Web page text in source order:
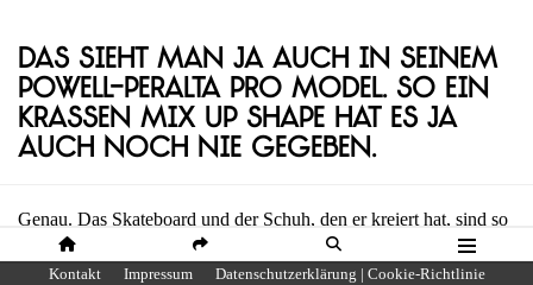
HOME SHARE SUCHE MENÜ
Das sieht man ja auch in seinem
Powell-Peralta Pro Model. So ein
krassen Mix Up Shape hat es ja
auch noch nie gegeben.
Genau. Das Skateboard und der Schuh, den er kreiert hat, sind so
verschieden, von dem, was alle anderen Pros machen. Er ist
wirklich ein Original und versucht nicht irgendjemanden zu
Kontakt Impressum Datenschutzerklärung | Cookie-Richtlinie